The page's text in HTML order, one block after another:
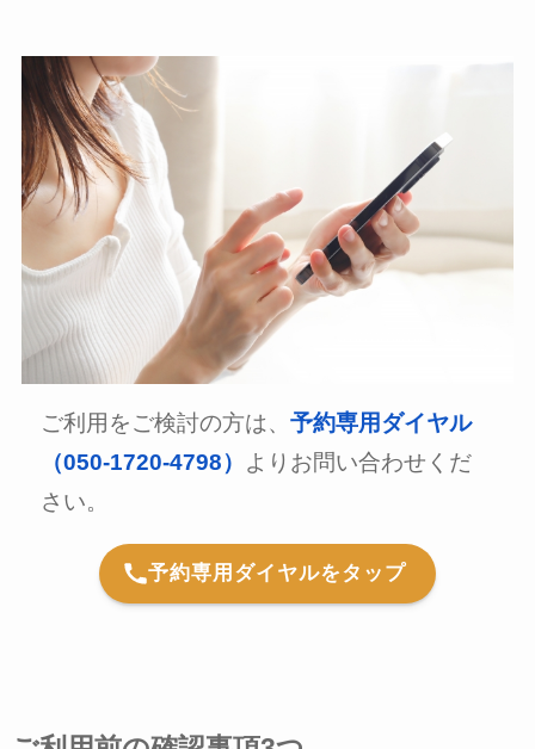
ご利用をご検討の方は、予約専用ダイヤル
（050-1720-4798） よりお問い合わせくだ
さい。
予約専用ダイヤルをタップ